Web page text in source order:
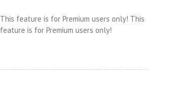
This feature is for Premium users only! This
feature is for Premium users only!